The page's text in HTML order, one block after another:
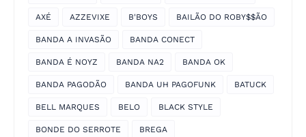
AXÉ AZZEVIXE B'BOYS BAILÃO DO ROBY$$ÃO
BANDA A INVASÃO BANDA CONECT
BANDA É NOYZ BANDA NA2 BANDA OK
BANDA PAGODÃO BANDA UH PAGOFUNK BATUCK
BELL MARQUES BELO BLACK STYLE
BONDE DO SERROTE BREGA